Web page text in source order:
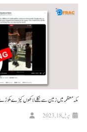
مکہ معظمہ میں زمین سے نکلے لاکھوں کیڑے
اپریل 18, 2023